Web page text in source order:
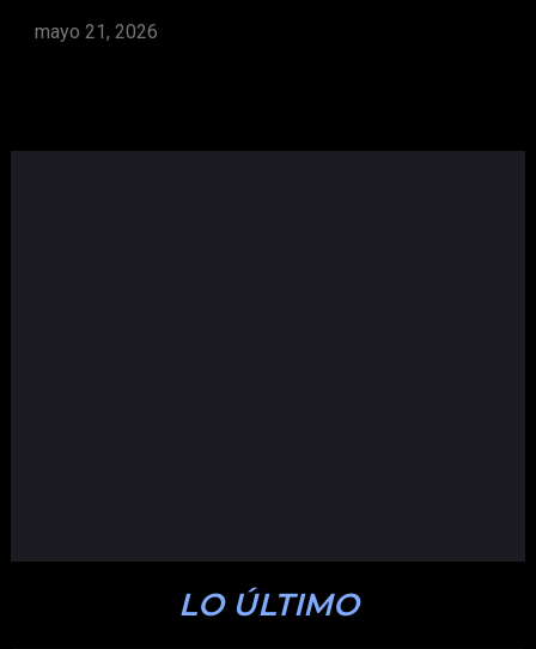
mayo 21, 2026
LO ÚLTIMO